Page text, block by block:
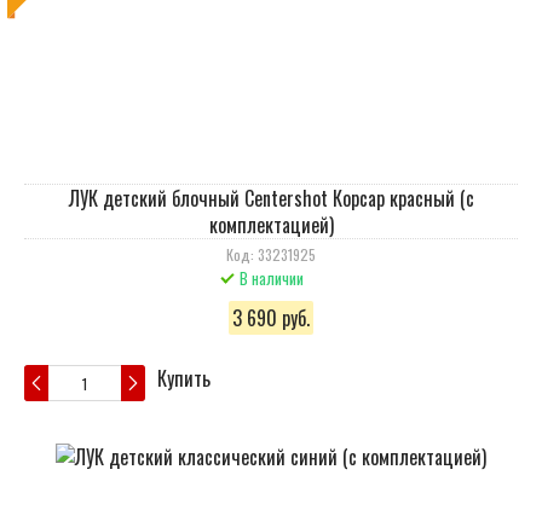
ЛУК детский блочный Centershot Корсар красный (с
комплектацией)
Код: 33231925
В наличии
3 690 руб.
Купить